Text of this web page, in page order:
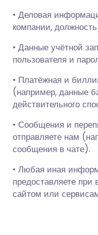
• Деловая
компании,
• Данные учётной
пользователя и
• Платёжная и
(например, данные
действительного
• Сообщения и
отправляете нам
сообщения в чате).
• Любая иная
предоставляете
сайтом или